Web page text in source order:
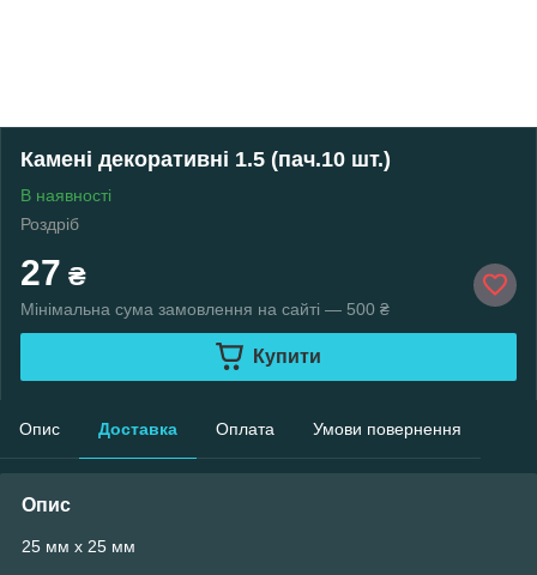
Камені декоративні 1.5 (пач.10 шт.)
В наявності
Роздріб
27 ₴
Мінімальна сума замовлення на сайті — 500 ₴
Купити
Опис Доставка Оплата Умови повернення
Опис
25 мм х 25 мм